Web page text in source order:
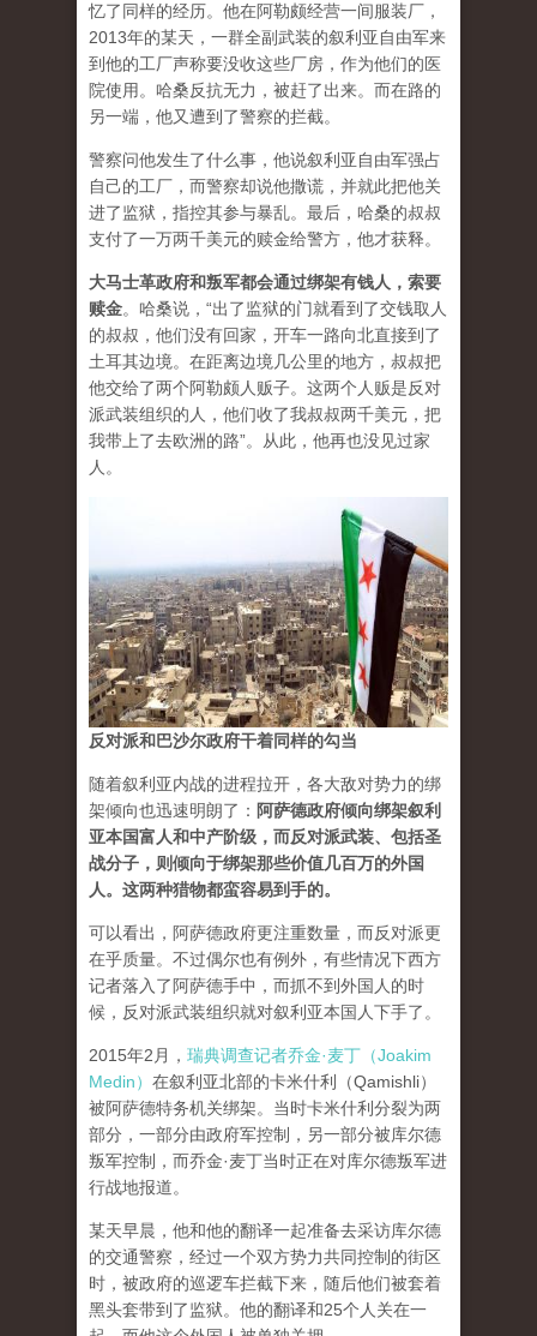
忆了同样的经历。他在阿勒颇经营一间服装厂，
2013年的某天，一群全副武装的叙利亚自由军来
到他的工厂声称要没收这些厂房，作为他们的医
院使用。哈桑反抗无力，被赶了出来。而在路的
另一端，他又遭到了警察的拦截。
警察问他发生了什么事，他说叙利亚自由军强占
自己的工厂，而警察却说他撒谎，并就此把他关
进了监狱，指控其参与暴乱。最后，哈桑的叔叔
支付了一万两千美元的赎金给警方，他才获释。
大马士革政府和叛军都会通过绑架有钱人，索要
赎金。 哈桑说，“出了监狱的门就看到了交钱取人
的叔叔，他们没有回家，开车一路向北直接到了
土耳其边境。在距离边境几公里的地方，叔叔把
他交给了两个阿勒颇人贩子。这两个人贩是反对
派武装组织的人，他们收了我叔叔两千美元，把
我带上了去欧洲的路”。从此，他再也没见过家
人。
反对派和巴沙尔政府干着同样的勾当
随着叙利亚内战的进程拉开，各大敌对势力的绑
架倾向也迅速明朗了： 阿萨德政府倾向绑架叙利
亚本国富人和中产阶级，而反对派武装、包括圣
战分子，则倾向于绑架那些价值几百万的外国
人。这两种猎物都蛮容易到手的。
可以看出，阿萨德政府更注重数量，而反对派更
在乎质量。不过偶尔也有例外，有些情况下西方
记者落入了阿萨德手中，而抓不到外国人的时
候，反对派武装组织就对叙利亚本国人下手了。
2015年2月， 瑞典调查记者乔金·麦丁（Joakim
Medin） 在叙利亚北部的卡米什利（Qamishli）
被阿萨德特务机关绑架。当时卡米什利分裂为两
部分，一部分由政府军控制，另一部分被库尔德
叛军控制，而乔金·麦丁当时正在对库尔德叛军进
行战地报道。
某天早晨，他和他的翻译一起准备去采访库尔德
的交通警察，经过一个双方势力共同控制的街区
时，被政府的巡逻车拦截下来，随后他们被套着
黑头套带到了监狱。他的翻译和25个人关在一